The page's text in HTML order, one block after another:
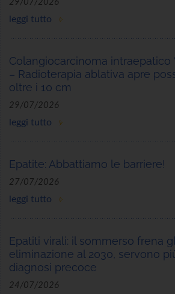
29/07/2026
leggi tutto
Colangiocarcinoma intraepatico
– Radioterapia ablativa apre
oltre i 10 cm
29/07/2026
leggi tutto
Epatite: Abbattiamo le barriere!
27/07/2026
leggi tutto
Epatiti virali: il sommerso frena
eliminazione al 2030, servono
diagnosi precoce
24/07/2026